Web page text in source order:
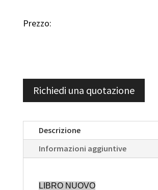
Prezzo:
Richiedi una quotazione
Descrizione
Informazioni aggiuntive
LIBRO NUOVO